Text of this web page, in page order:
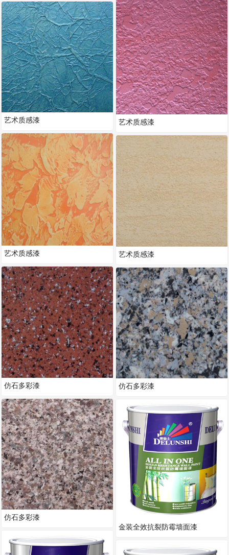
艺术质感漆
艺术质感漆
仿石多彩漆
仿石多彩漆
艺术质感漆
艺术质感漆
仿石多彩漆
金装全效抗裂防霉墙面漆